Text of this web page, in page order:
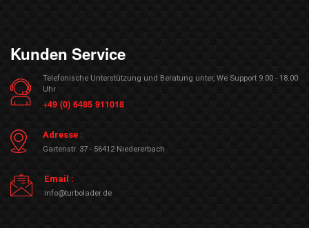
Kunden Service
Telefonische Unterstützung und Beratung unter, We Support 9.00 - 18.00
Uhr
+49 (0) 6485 911018
Adresse :
Gartenstr. 37 - 56412 Niedererbach
Email :
info@turbolader.de